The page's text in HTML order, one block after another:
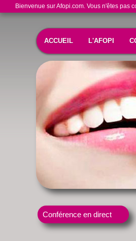
Bienvenue sur Afopi.com. Vous n'êtes pas
ACCUEIL L'AFOPI
Conférence en direct